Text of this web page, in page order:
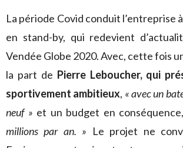
La période Covid conduit l’entreprise
en stand-by, qui redevient
Vendée Globe 2020. Avec, cette fois
la part de Pierre Leboucher, qui
sportivement ambitieux, « avec un
neuf » et un budget en conséquence,
millions par an. » Le projet ne